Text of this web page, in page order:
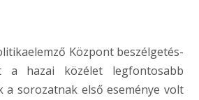
Központ beszélgetés-
a hazai közélet legfontosabb
a sorozatnak első eseménye volt